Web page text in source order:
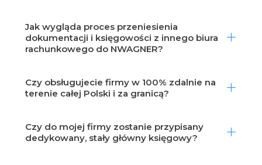
Jak wygląda proces przeniesienia
dokumentacji i księgowości z innego biura
rachunkowego do NWAGNER?
Czy obsługujecie firmy w 100% zdalnie na
terenie całej Polski i za granicą?
Czy do mojej firmy zostanie przypisany
dedykowany, stały główny księgowy?